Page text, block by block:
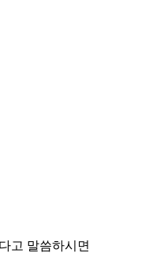
고 말씀하시면